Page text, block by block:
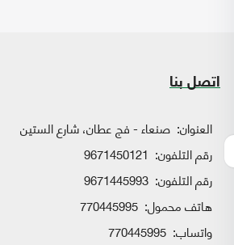
اتصل بنا
العنوان: صنعاء - فج عطان، شارع الستين
رقم التلفون: 9671450121
رقم التلفون: 9671445993
هاتف محمول: 770445995
واتساب: